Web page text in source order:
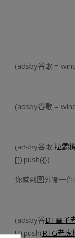
(adsby谷歌 =
(adsby谷歌 =
(adsby谷歌 拉霸
[]).push({});
你感到圖外哪一
(adsby谷DT電子
[]).push(RTG老虎